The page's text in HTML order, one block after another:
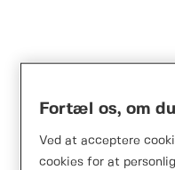
Fortæl os, om
Ved at acceptere
cookies for at